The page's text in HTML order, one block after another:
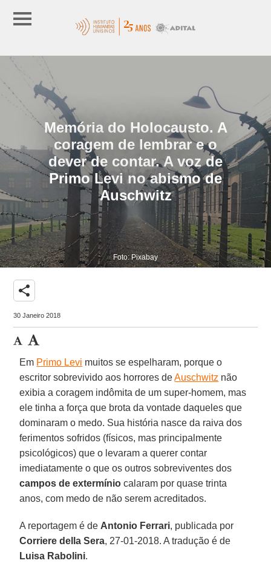
Memória do Holocausto. A
coragem de lembrar e o
dever de contar. A voz de
Primo Levi no abismo de
Auschwitz
Foto: Pixabay
share
30 Janeiro 2018
Em Primo Levi muitos se espelharam, porque o
escritor sobrevivido aos horrores deAuschwitz não
exibia a coragem indômita de um super-homem, mas
ele tinha a força que brota da vontade daqueles que
dominaram o medo. Sua história nasce da raiva dos
ferimentos sofridos (físicos, mas principalmente
psicológicos) que o levaram a querer contar
imediatamente o que os outros sobreviventes dos
campos de extermínio calaram por quase trinta
anos, com medo de não serem acreditados.
A reportagem é de Antonio Ferrari, publicada por
Corriere della Sera, 27-01-2018. A tradução é de
Luisa Rabolini.